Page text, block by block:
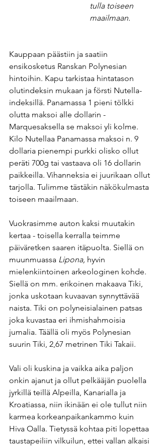
tulla toiseen
maailmaan.
Kauppaan päästiin ja saatiin
ensikosketus Ranskan Polynesian
hintoihin. Kapu tarkistaa hintatason
olutindeksin mukaan ja försti Nutella-
indeksillä. Panamassa 1 pieni tölkki
olutta maksoi alle dollarin -
Marquesaksella se maksoi yli kolme.
Kilo Nutellaa Panamassa maksoi n. 9
dollaria pienempi purkki olisko ollut
peräti 700g tai vastaava oli 16 dollarin
paikkeilla. Vihanneksia ei juurikaan ollut
tarjolla. Tulimme tästäkin näkökulmasta
toiseen maailmaan.
Vuokrasimme auton kaksi muutakin
kertaa - toisella kerralla teimme
päiväretken saaren itäpuolta. Siellä on
muunmuassa Lipona, hyvin
mielenkiintoinen arkeologinen kohde.
Siellä on mm. erikoinen makaava Tiki,
jonka uskotaan kuvaavan synnyttävää
naista. Tiki on polyneisialainen patsas
joka kuvastaa eri ihmishahmoisia
jumalia. Täällä oli myös Polynesian
suurin Tiki, 2,67 metrinen Tiki Takaii.
Vali oli kuskina ja vaikka aika paljon
onkin ajanut ja ollut pelkääjän puolella
jyrkillä teillä Alpeilla, Kanarialla ja
Kroatiassa, niin ikinään ei ole tullut niin
karmea korkeanpaikankammo kuin
Hiva Oalla. Tietyssä kohtaa piti lopettaa
taustapeiliin vilkuilun, ettei vallan alkaisi